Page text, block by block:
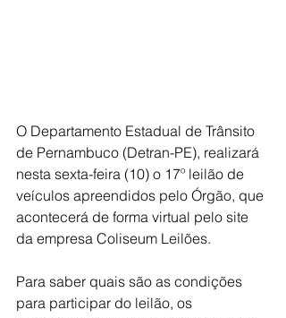
O Departamento Estadual de Trânsito
de Pernambuco (Detran-PE), realizará
nesta sexta-feira (10) o 17º leilão de
veículos apreendidos pelo Órgão, que
acontecerá de forma virtual pelo site
da empresa Coliseum Leilões.
Para saber quais são as condições
para participar do leilão, os